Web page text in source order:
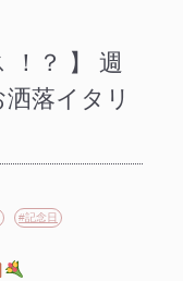
！？ 】 週
落イタリ
#記念日